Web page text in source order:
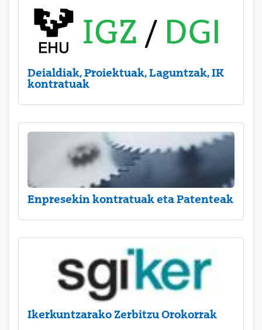
Deialdiak, Proiektuak, Laguntzak, IK
kontratuak
Enpresekin kontratuak eta Patenteak
Ikerkuntzarako Zerbitzu Orokorrak